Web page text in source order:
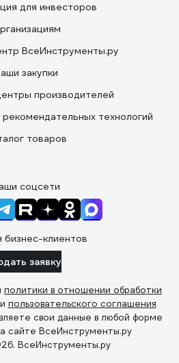
для инвесторов
ВсеИнструменты.ру
закупки
производителей
технологий
товаров
соцсети
бизнес-клиентов
заявку
политики в отношении обработки
и пользовательского соглашения
свои данные в любой форме
сайте ВсеИнструменты.ру
ВсеИнструменты.ру